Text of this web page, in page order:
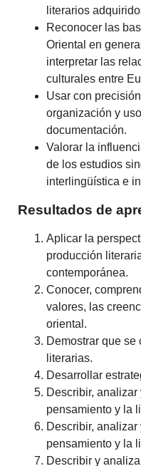
literarios
Reconocer las
Oriental en
interpretar las
culturales entre
Usar con
organización y
documentación.
Valorar la
de los estudios
interlingüística e
Resultados de
Aplicar la
producción
contemporánea.
Conocer,
valores, las
oriental.
Demostrar que
literarias.
Desarrollar
Describir, analizar
pensamiento y la
Describir, analizar
pensamiento y la
Describir y